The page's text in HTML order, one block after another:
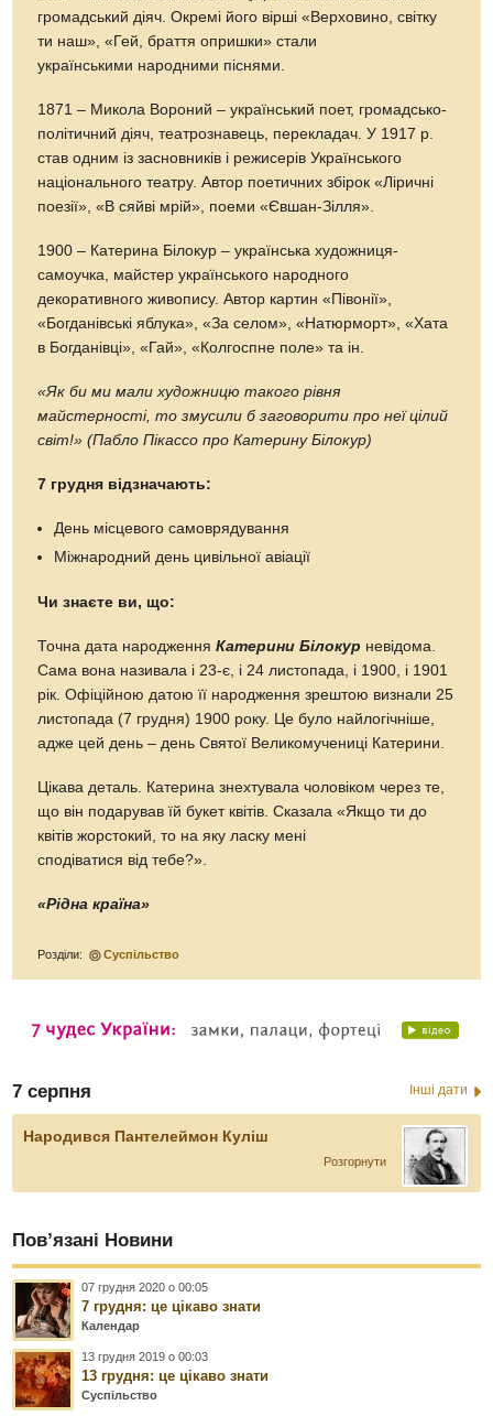
громадський діяч. Окремі його вірші «Верховино, світку
ти наш», «Гей, браття опришки» стали
українськими народними піснями.
1871 – Микола Вороний – український поет, громадсько-
політичний діяч, театрознавець, перекладач. У 1917 р.
став одним із засновників і режисерів Українського
національного театру. Автор поетичних збірок «Ліричні
поезії», «В сяйві мрій», поеми «Євшан-Зілля».
1900 – Катерина Білокур – українська художниця-
самоучка, майстер українського народного
декоративного живопису. Автор картин «Півонії»,
«Богданівські яблука», «За селом», «Натюрморт», «Хата
в Богданівці», «Гай», «Колгоспне поле» та ін.
«Як би ми мали художницю такого рівня
майстерності, то змусили б заговорити про неї цілий
світ!» (Пабло Пікассо про Катерину Білокур)
7 грудня відзначають:
День місцевого самоврядування
Міжнародний день цивільної авіації
Чи знаєте ви, що:
Точна дата народження Катерини Білокур невідома.
Сама вона називала і 23-є, і 24 листопада, і 1900, і 1901
рік. Офіційною датою її народження зрештою визнали 25
листопада (7 грудня) 1900 року. Це було найлогічніше,
адже цей день – день Святої Великомучениці Катерини.
Цікава деталь. Катерина знехтувала чоловіком через те,
що він подарував їй букет квітів. Сказала «Якщо ти до
квітів жорстокий, то на яку ласку мені
сподіватися від тебе?».
«Рідна країна»
Розділи: Суспільство
7 серпня Інші дати
Народився Пантелеймон Куліш
Розгорнути
Пов’язані Новини
07 грудня 2020 о 00:05
7 грудня: це цікаво знати
Календар
13 грудня 2019 о 00:03
13 грудня: це цікаво знати
Суспільство